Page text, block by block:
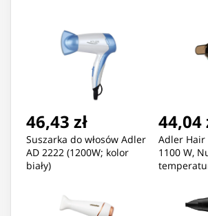
46,43 zł
Suszarka do włosów Adler
AD 2222 (1200W; kolor
biały)
44,04
Adler Hair
1100 W,